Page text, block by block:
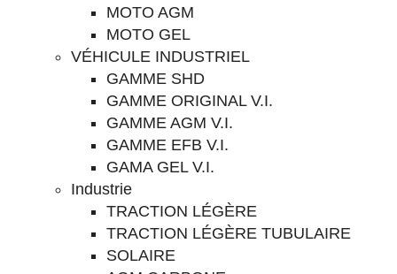
MOTO AGM
MOTO GEL
VÉHICULE INDUSTRIEL
GAMME SHD
GAMME ORIGINAL V.I.
GAMME AGM V.I.
GAMME EFB V.I.
GAMA GEL V.I.
Industrie
TRACTION LÉGÈRE
TRACTION LÉGÈRE TUBULAIRE
SOLAIRE